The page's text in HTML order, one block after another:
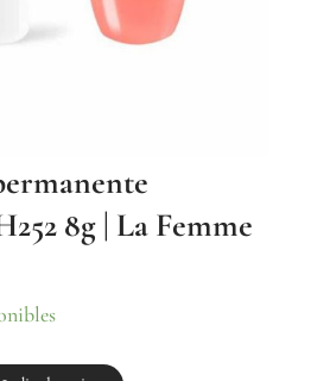
8g | La Femme